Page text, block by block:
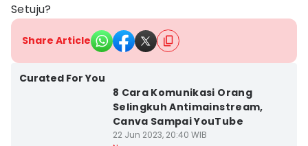
Setuju?
Share Article
Curated For You
8 Cara Komunikasi Orang
Selingkuh Antimainstream,
Canva Sampai YouTube
22 Jun 2023, 20:40 WIB